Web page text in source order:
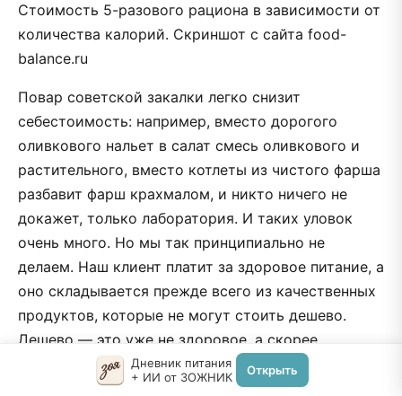
Стоимость 5-разового рациона в зависимости от
количества калорий. Скриншот с сайта food-
balance.ru
Повар советской закалки легко снизит
себестоимость: например, вместо дорогого
оливкового нальет в салат смесь оливкового и
растительного, вместо котлеты из чистого фарша
разбавит фарш крахмалом, и никто ничего не
докажет, только лаборатория. И таких уловок
очень много. Но мы так принципиально не
делаем. Наш клиент платит за здоровое питание, а
оно складывается прежде всего из качественных
продуктов, которые не могут стоить дешево.
Дешево — это уже не здоровое, а скорее
“посчитанное” питание.Дневник питания
+ ИИ от ЗОЖНИК
Открыть